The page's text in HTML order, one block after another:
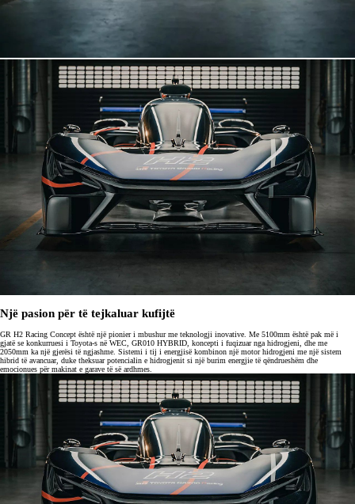
Një pasion për të tejkaluar kufijtë
GR H2 Racing Concept është një pionier i mbushur me teknologji inovative. Me 5100mm është pak më i
gjatë se konkurruesi i Toyota-s në WEC, GR010 HYBRID, koncepti i fuqizuar nga hidrogjeni, dhe me
2050mm ka një gjerësi të ngjashme. Sistemi i tij i energjisë kombinon një motor hidrogjeni me një sistem
hibrid të avancuar, duke theksuar potencialin e hidrogjenit si një burim energjie të qëndrueshëm dhe
emocionues për makinat e garave të së ardhmes.